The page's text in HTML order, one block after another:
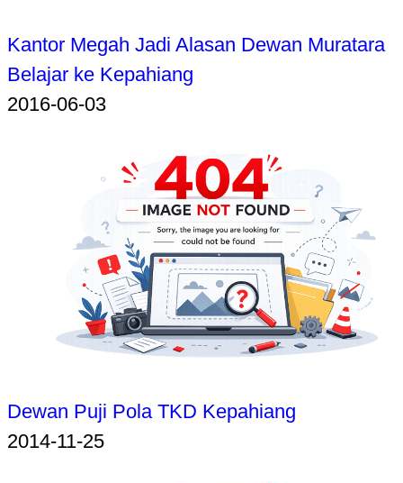
Kantor Megah Jadi Alasan Dewan Muratara
Belajar ke Kepahiang
2016-06-03
Dewan Puji Pola TKD Kepahiang
2014-11-25